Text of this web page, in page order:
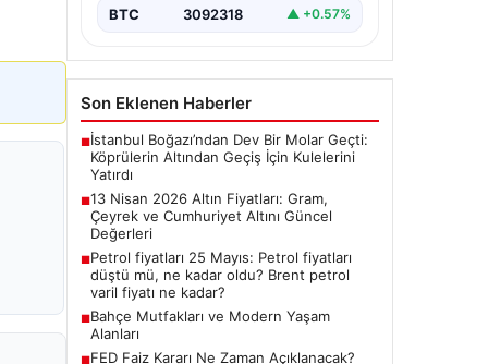
BTC 3092318 ▲ +0.57%
Son Eklenen Haberler
■İstanbul Boğazı’ndan Dev Bir Molar Geçti:
Köprülerin Altından Geçiş İçin Kulelerini
Yatırdı
■13 Nisan 2026 Altın Fiyatları: Gram,
Çeyrek ve Cumhuriyet Altını Güncel
Değerleri
■Petrol fiyatları 25 Mayıs: Petrol fiyatları
düştü mü, ne kadar oldu? Brent petrol
varil fiyatı ne kadar?
■Bahçe Mutfakları ve Modern Yaşam
Alanları
■FED Faiz Kararı Ne Zaman Açıklanacak?